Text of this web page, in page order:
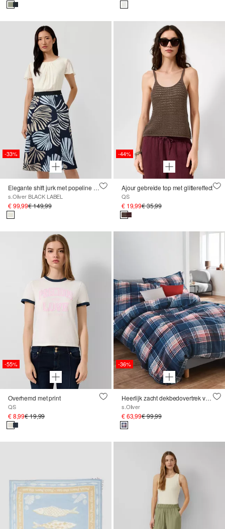
-33%
Elegante shift jurk met popeline rok
s.Oliver BLACK LABEL
€ 99,99€ 149,99
-44%
Ajour gebreide top met glittereffect
QS
€ 19,99€ 35,99
-55%
Overhemd met print
QS
€ 8,99€ 19,99
-36%
Heerlijk zacht dekbedovertrek van flanel
s.Oliver
€ 63,99€ 99,99